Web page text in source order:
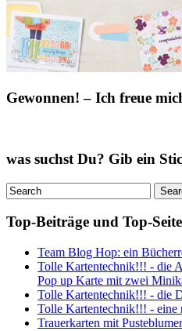
Gewonnen! – Ich freue
was suchst Du? Gib ein
Top-Beiträge und Top-
Team Blog Hop: ein
Tolle Kartentechnik!!! - die
Pop up Karte mit zwei
Tolle Kartentechnik!!! - die
Tolle Kartentechnik!!! - eine
Trauerkarten mit